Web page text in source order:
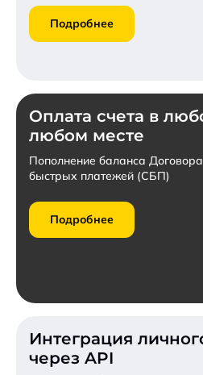
Подробнее
Оплата счета в
любом месте
Пополнение баланса
быстрых платежей (СБП)
Подробнее
Интеграция
через API